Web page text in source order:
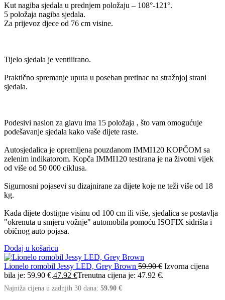
Kut nagiba sjedala u prednjem položaju – 108°-121°.
5 položaja nagiba sjedala.
Za prijevoz djece od 76 cm visine.
Tijelo sjedala je ventilirano.
Praktično spremanje uputa u poseban pretinac na stražnjoj strani
sjedala.
Podesivi naslon za glavu ima 15 položaja , što vam omogućuje
podešavanje sjedala kako vaše dijete raste.
Autosjedalica je opremljena pouzdanom IMMI120 KOPČOM sa
zelenim indikatorom. Kopča IMMI120 testirana je na životni vijek
od više od 50 000 ciklusa.
Sigurnosni pojasevi su dizajnirane za dijete koje ne teži više od 18
kg.
Kada dijete dostigne visinu od 100 cm ili više, sjedalica se postavlja
"okrenuta u smjeru vožnje" automobila pomoću ISOFIX sidrišta i
običnog auto pojasa.
Dodaj u košaricu
Lionelo romobil Jessy LED, Grey Brown 59.90€ Izvorna cijena
bila je: 59.90 €.47.92 €Trenutna cijena je: 47.92 €.
Najniža cijena u zadnjih 30 dana: 59.90 €